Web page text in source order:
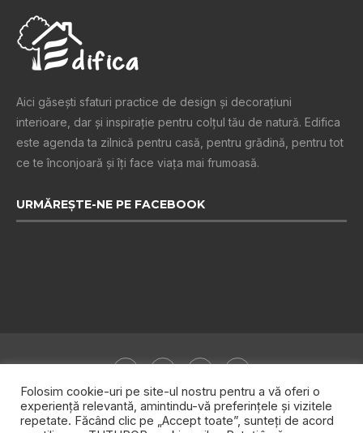
Aici găsești sfaturi practice de design şi decoraţiuni
interioare, dar și inspiraţie pentru colţul tău de natură. Edifica
este agenda ta zilnică pentru casă, pentru grădină, pentru tot
ce te înconjoară şi îţi face viaţa mai frumoasă.
URMĂREȘTE-NE PE FACEBOOK
Folosim cookie-uri pe site-ul nostru pentru a vă oferi o
experiență relevantă, amintindu-vă preferințele și vizitele
repetate. Făcând clic pe „Accept toate”, sunteți de acord